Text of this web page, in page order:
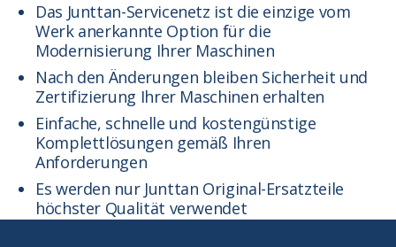
Das Junttan-Servicenetz ist die einzige vom
Werk anerkannte Option für die
Modernisierung Ihrer Maschinen
Nach den Änderungen bleiben Sicherheit und
Zertifizierung Ihrer Maschinen erhalten
Einfache, schnelle und kostengünstige
Komplettlösungen gemäß Ihren
Anforderungen
Es werden nur Junttan Original-Ersatzteile
höchster Qualität verwendet